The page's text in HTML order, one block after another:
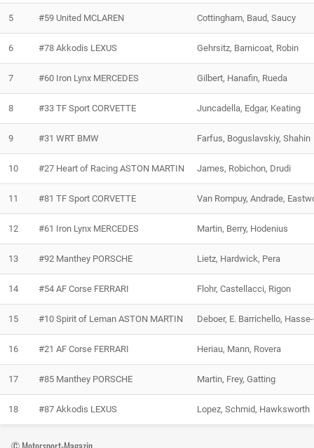
5 #59 United MCLAREN Cottingham, Baud, Saucy
6 #78 Akkodis LEXUS Gehrsitz, Barnicoat, Robin
7 #60 Iron Lynx MERCEDES Gilbert, Hanafin, Rueda
8 #33 TF Sport CORVETTE Juncadella, Edgar, Keating
9 #31 WRT BMW Farfus, Boguslavskiy, Shahin
10 #27 Heart of Racing ASTON MARTIN James, Robichon, Drudi
11 #81 TF Sport CORVETTE Van Rompuy, Andrade,
12 #61 Iron Lynx MERCEDES Martin, Berry, Hodenius
13 #92 Manthey PORSCHE Lietz, Hardwick, Pera
14 #54 AF Corse FERRARI Flohr, Castellacci, Rigon
15 #10 Spirit of Leman ASTON MARTIN Deboer, E. Barrichello,
16 #21 AF Corse FERRARI Heriau, Mann, Rovera
17 #85 Manthey PORSCHE Martin, Frey, Gatting
18 #87 Akkodis LEXUS Lopez, Schmid, Hawksworth